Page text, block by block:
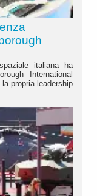
italiana ha
International
propria leadership